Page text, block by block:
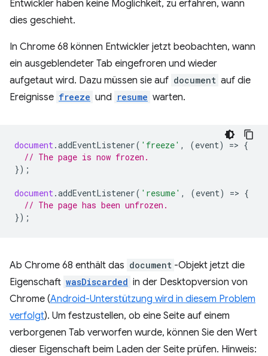
Entwickler haben keine Möglichkeit, zu erfahren, wann
dies geschieht.
In Chrome 68 können Entwickler jetzt beobachten, wann
ein ausgeblendeter Tab eingefroren und wieder
aufgetaut wird. Dazu müssen sie auf document auf die
Ereignisse freeze und resume warten.
document .addEventListener( 'freeze' , (event) => {
// The page is now frozen.
});
document .addEventListener( 'resume' , (event) => {
// The page has been unfrozen.
});
Ab Chrome 68 enthält das document -Objekt jetzt die
Eigenschaft wasDiscarded in der Desktopversion von
Chrome (Android-Unterstützung wird in diesem Problem
verfolgt). Um festzustellen, ob eine Seite auf einem
verborgenen Tab verworfen wurde, können Sie den Wert
dieser Eigenschaft beim Laden der Seite prüfen. Hinweis: